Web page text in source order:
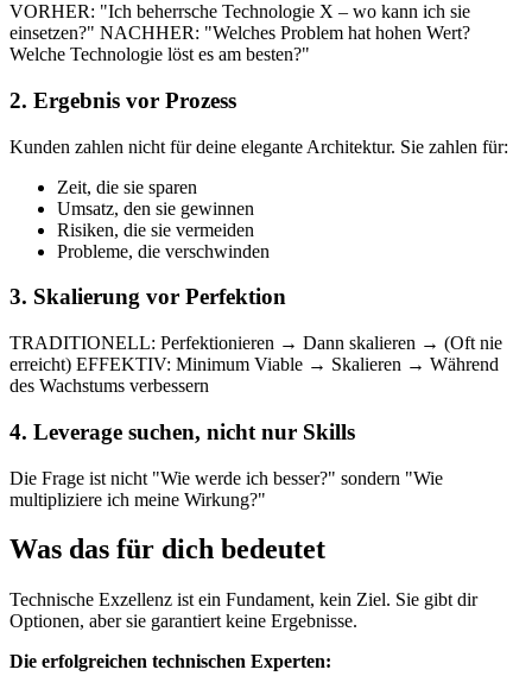
VORHER: "Ich beherrsche Technologie X – wo kann ich sie
einsetzen?" NACHHER: "Welches Problem hat hohen Wert?
Welche Technologie löst es am besten?"
2. Ergebnis vor Prozess
Kunden zahlen nicht für deine elegante Architektur. Sie zahlen für:
Zeit, die sie sparen
Umsatz, den sie gewinnen
Risiken, die sie vermeiden
Probleme, die verschwinden
3. Skalierung vor Perfektion
TRADITIONELL: Perfektionieren → Dann skalieren → (Oft nie
erreicht) EFFEKTIV: Minimum Viable → Skalieren → Während
des Wachstums verbessern
4. Leverage suchen, nicht nur Skills
Die Frage ist nicht "Wie werde ich besser?" sondern "Wie
multipliziere ich meine Wirkung?"
Was das für dich bedeutet
Technische Exzellenz ist ein Fundament, kein Ziel. Sie gibt dir
Optionen, aber sie garantiert keine Ergebnisse.
Die erfolgreichen technischen Experten: